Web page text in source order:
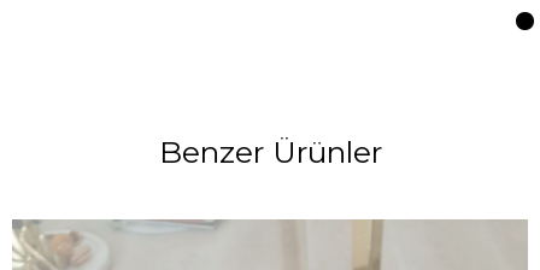
Benzer Ürünler